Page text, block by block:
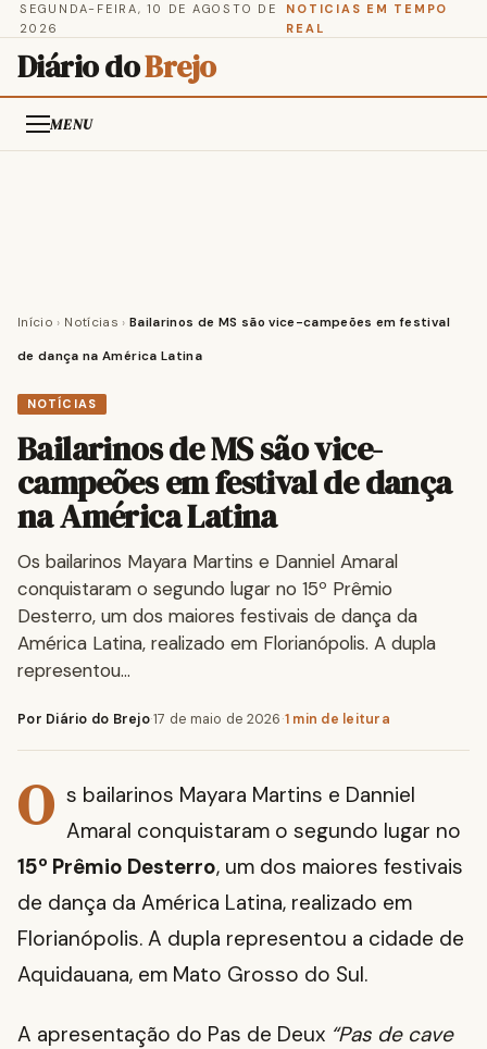
SEGUNDA-FEIRA, 10 DE AGOSTO DE
2026
NOTICIAS EM TEMPO
REAL
Diário doBrejo
MENU
Início › Notícias › Bailarinos de MS são vice-campeões em festival
de dança na América Latina
NOTÍCIAS
Bailarinos de MS são vice-
campeões em festival de dança
na América Latina
Os bailarinos Mayara Martins e Danniel Amaral
conquistaram o segundo lugar no 15º Prêmio
Desterro, um dos maiores festivais de dança da
América Latina, realizado em Florianópolis. A dupla
representou…
Por Diário do Brejo·17 de maio de 2026·1 min de leitura
O s bailarinos Mayara Martins e Danniel
Amaral conquistaram o segundo lugar no
15º Prêmio Desterro, um dos maiores festivais
de dança da América Latina, realizado em
Florianópolis. A dupla representou a cidade de
Aquidauana, em Mato Grosso do Sul.
A apresentação do Pas de Deux “Pas de cave